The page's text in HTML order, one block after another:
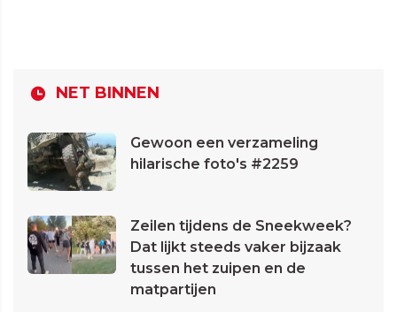
NET BINNEN
Gewoon een verzameling
hilarische foto's #2259
Zeilen tijdens de Sneekweek?
Dat lijkt steeds vaker bijzaak
tussen het zuipen en de
matpartijen